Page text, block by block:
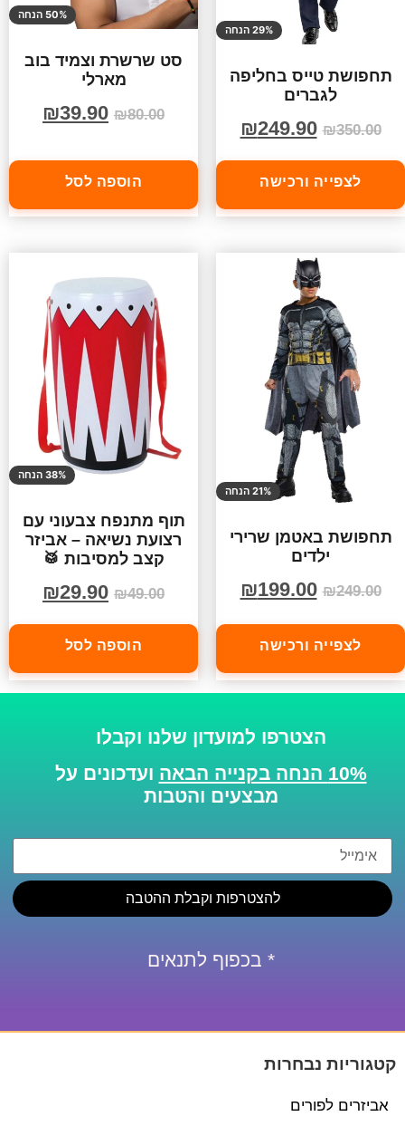
29% הנחה
תחפושת טייס בחליפה
לגברים
₪350.00
₪249.90
לצפייה ורכישה
50% הנחה
סט שרשרת וצמיד בוב
מארלי
₪80.00
₪39.90
הוספה לסל
21% הנחה
תחפושת באטמן שרירי
ילדים
₪249.00
₪199.00
לצפייה ורכישה
38% הנחה
תוף מתנפח צבעוני עם
רצועת נשיאה – אביזר
קצב למסיבות 🥁
₪49.00
₪29.90
הוספה לסל
הצטרפו למועדון שלנו וקבלו
10% הנחה בקנייה הבאה
ועדכונים על
מבצעים והטבות
להצטרפות וקבלת ההטבה
* בכפוף לתנאים
קטגוריות נבחרות
אביזרים לפורים